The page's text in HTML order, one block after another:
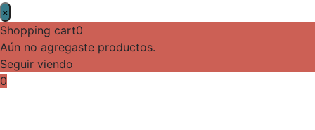
×
Shopping cart0
Aún no agregaste productos.
Seguir viendo
0